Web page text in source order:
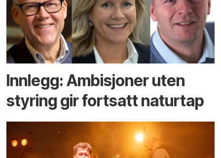
Innlegg: Ambisjoner uten
styring gir fortsatt naturtap